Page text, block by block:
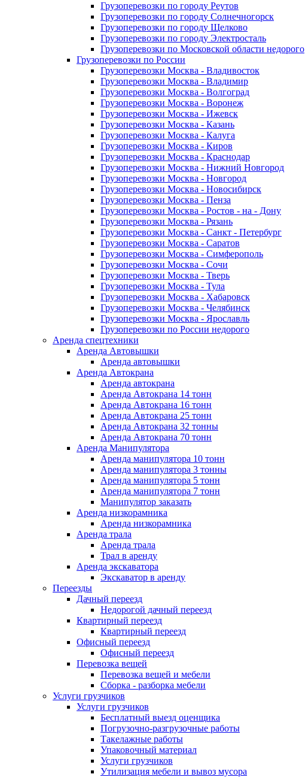
Грузоперевозки по городу Реутов
Грузоперевозки по городу Солнечногорск
Грузоперевозки по городу Щелково
Грузоперевозки по городу Электросталь
Грузоперевозки по Московской области недорого
Грузоперевозки по России
Грузоперевозки Москва - Владивосток
Грузоперевозки Москва - Владимир
Грузоперевозки Москва - Волгоград
Грузоперевозки Москва - Воронеж
Грузоперевозки Москва - Ижевск
Грузоперевозки Москва - Казань
Грузоперевозки Москва - Калуга
Грузоперевозки Москва - Киров
Грузоперевозки Москва - Краснодар
Грузоперевозки Москва - Нижний Новгород
Грузоперевозки Москва - Новгород
Грузоперевозки Москва - Новосибирск
Грузоперевозки Москва - Пенза
Грузоперевозки Москва - Ростов - на - Дону
Грузоперевозки Москва - Рязань
Грузоперевозки Москва - Санкт - Петербург
Грузоперевозки Москва - Саратов
Грузоперевозки Москва - Симферополь
Грузоперевозки Москва - Сочи
Грузоперевозки Москва - Тверь
Грузоперевозки Москва - Тула
Грузоперевозки Москва - Хабаровск
Грузоперевозки Москва - Челябинск
Грузоперевозки Москва - Ярославль
Грузоперевозки по России недорого
Аренда спецтехники
Аренда Автовышки
Аренда автовышки
Аренда Автокрана
Аренда автокрана
Аренда Автокрана 14 тонн
Аренда Автокрана 16 тонн
Аренда Автокрана 25 тонн
Аренда Автокрана 32 тонны
Аренда Автокрана 70 тонн
Аренда Манипулятора
Аренда манипулятора 10 тонн
Аренда манипулятора 3 тонны
Аренда манипулятора 5 тонн
Аренда манипулятора 7 тонн
Манипулятор заказать
Аренда низкорамника
Аренда низкорамника
Аренда трала
Аренда трала
Трал в аренду
Аренда экскаватора
Экскаватор в аренду
Переезды
Дачный переезд
Недорогой дачный переезд
Квартирный переезд
Квартирный переезд
Офисный переезд
Офисный переезд
Перевозка вещей
Перевозка вещей и мебели
Сборка - разборка мебели
Услуги грузчиков
Услуги грузчиков
Бесплатный выезд оценщика
Погрузочно-разгрузочные работы
Такелажные работы
Упаковочный материал
Услуги грузчиков
Утилизация мебели и вывоз мусора